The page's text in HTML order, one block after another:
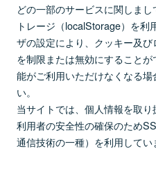
どの一部のサービスに関しま
トレージ（localStorage）を利
ザの設定により、クッキー及
を制限または無効にすること
能がご利用いただけなくなる
い。
当サイトでは、個人情報を取り
利用者の安全性の確保のため
通信技術の一種）を利用してい